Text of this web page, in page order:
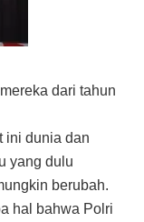
dari tahun
ini dunia dan
yang dulu
berubah.
hal bahwa Polri